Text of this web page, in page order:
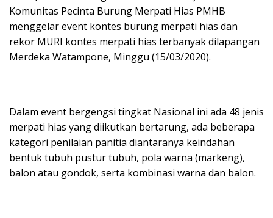
Komunitas Pecinta Burung Merpati Hias PMHB
menggelar event kontes burung merpati hias dan
rekor MURI kontes merpati hias terbanyak dilapangan
Merdeka Watampone, Minggu (15/03/2020).
Dalam event bergengsi tingkat Nasional ini ada 48 jenis
merpati hias yang diikutkan bertarung, ada beberapa
kategori penilaian panitia diantaranya keindahan
bentuk tubuh pustur tubuh, pola warna (markeng),
balon atau gondok, serta kombinasi warna dan balon.